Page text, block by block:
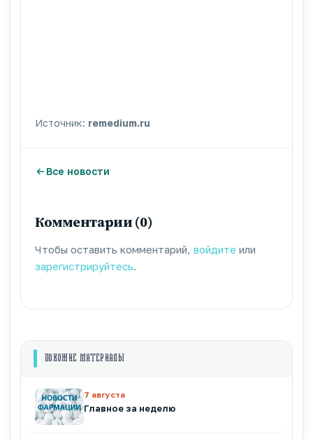
Источник: remedium.ru
Все новости
Комментарии (0)
Чтобы оставить комментарий, войдите или
зарегистрируйтесь
ПОХОЖИЕ МАТЕРИАЛЫ
7 августа
Главное за неделю